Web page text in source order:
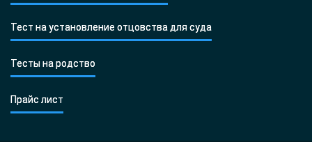
Тест на установление отцовства для суда
Тесты на родство
Прайс лист